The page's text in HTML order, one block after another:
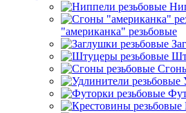
"американка" резьбовые